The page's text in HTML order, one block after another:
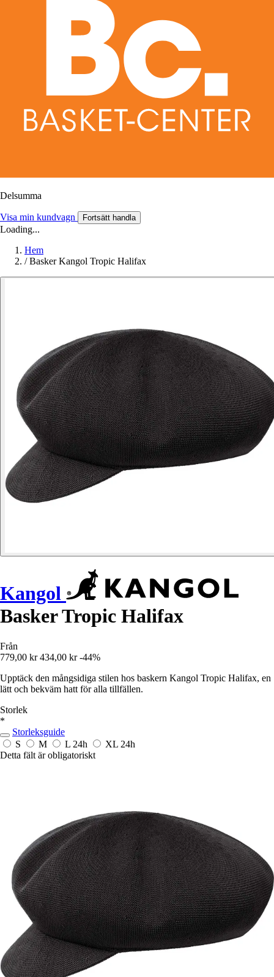
Delsumma
Visa min kundvagn Fortsätt handla
Loading...
Hem
/ Basker Kangol Tropic Halifax
Kangol
Basker Tropic Halifax
Från
779,00 kr 434,00 kr -44%
Upptäck den mångsidiga stilen hos baskern Kangol Tropic Halifax, en
lätt och bekväm hatt för alla tillfällen.
Storlek
*
Storleksguide
S
M L 24h XL 24h
Detta fält är obligatoriskt